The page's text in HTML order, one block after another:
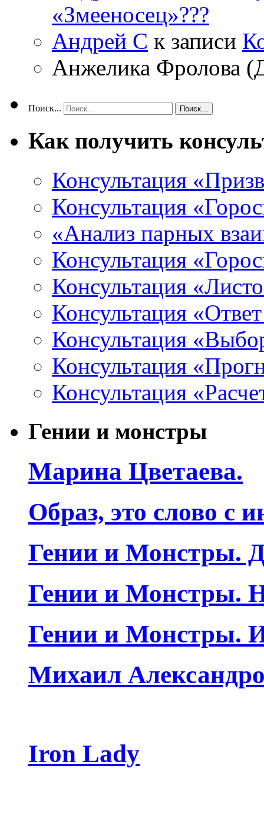
«Змееносец»???
Андрей С к записи
Анжелика Фролова
Поиск...
Как получить
Консультация
Консультация
«Анализ парных
Консультация
Консультация
Консультация
Консультация
Консультация
Консультация
Гении и монстры
Марина Цветаева.
Образ, это слово с
Гении и Монстры.
Гении и Монстры.
Гении и Монстры.
Михаил
Iron Lady